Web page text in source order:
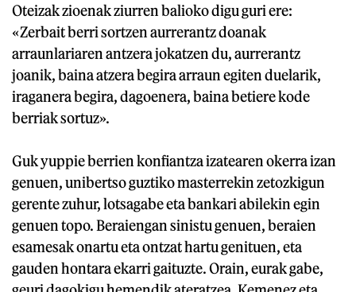
Oteizak zioenak ziurren balioko digu guri ere:
«Zerbait berri sortzen aurrerantz doanak
arraunlariaren antzera jokatzen du, aurrerantz
joanik, baina atzera begira arraun egiten duelarik,
iraganera begira, dagoenera, baina betiere kode
berriak sortuz».
Guk yuppie berrien konfiantza izatearen okerra izan
genuen, unibertso guztiko masterrekin zetozkigun
gerente zuhur, lotsagabe eta bankari abilekin egin
genuen topo. Beraiengan sinistu genuen, beraien
esamesak onartu eta ontzat hartu genituen, eta
gauden hontara ekarri gaituzte. Orain, eurak gabe,